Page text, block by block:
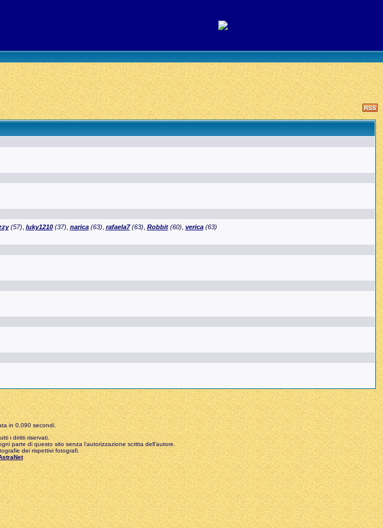
(57), luky1210(37), narica(63), rafaela7(63), Robbit(60), verica(63)
in 0,090 secondi.
i diritti riservati.
parte di questo sito senza l'autorizzazione scritta dell'autore.
dei rispettivi fotografi.